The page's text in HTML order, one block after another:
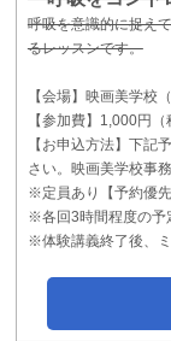
呼吸を意識的に捉え
るレッスンです。
【会場】映画美学校
【参加費】1,000円
【お申込方法】下記
さい。映画美学校事
※定員あり【予約優先
※各回3時間程度の予
※体験講義終了後、